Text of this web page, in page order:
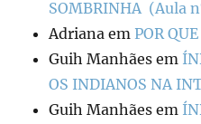
SOMBRINHA (Aula
Adriana em POR
Guih Manhães em
OS INDIANOS NA
Guih Manhães em